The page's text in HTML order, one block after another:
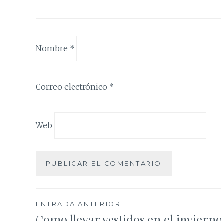
Nombre *
Correo electrónico *
Web
Navegación
ENTRADA ANTERIOR